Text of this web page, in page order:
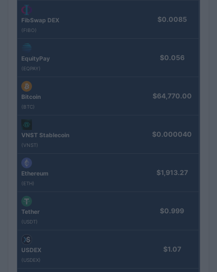
FibSwap DEX
(FIBO)
$0.0085
EquityPay
(EQPAY)
$0.056
Bitcoin
(BTC)
$64,770.00
VNST Stablecoin
(VNST)
$0.000040
Ethereum
(ETH)
$1,913.27
Tether
(USDT)
$0.999
USDEX
(USDEX)
$1.07